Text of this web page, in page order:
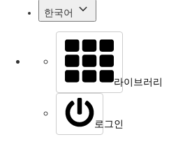
한국어
라이브러리
로그인